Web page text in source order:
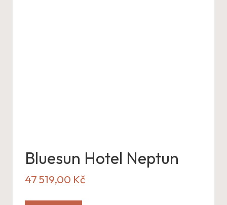
Bluesun Hotel Neptun
47 519,00 Kč